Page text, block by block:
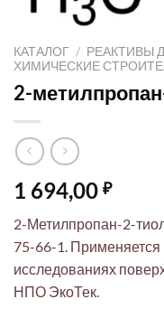
КАТАЛОГ / РЕАКТИВЫ
ХИМИЧЕСКИЕ
2-
1 694,00 ₽
2-Метилпропан-2-
75-66-1. Применяется
исследованиях
НПО ЭкоТек.